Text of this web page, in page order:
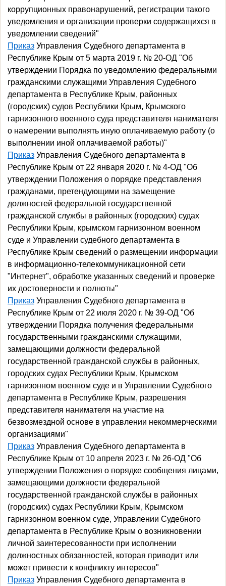
коррупционных правонарушений, регистрации такого
уведомления и организации проверки содержащихся в
уведомлении сведений"
Приказ Управления Судебного департамента в
Республике Крым от 5 марта 2019 г. № 20-ОД "Об
утверждении Порядка по уведомлению федеральными
гражданскими служащими Управления Судебного
департамента в Республике Крым, районных
(городских) судов Республики Крым, Крымского
гарнизонного военного суда представителя нанимателя
о намерении выполнять иную оплачиваемую работу (о
выполнении иной оплачиваемой работы)"
Приказ Управления Судебного департамента в
Республике Крым от 22 января 2020 г. № 4-ОД "Об
утверждении Положения о порядке представления
гражданами, претендующими на замещение
должностей федеральной государственной
гражданской службы в районных (городских) судах
Республики Крым, крымском гарнизонном военном
суде и Управлении судебного департамента в
Республике Крым сведений о размещении информации
в информационно-телекоммуникационной сети
"Интернет", обработке указанных сведений и проверке
их достоверности и полноты"
Приказ Управления Судебного департамента в
Республике Крым от 22 июля 2020 г. № 39-ОД "Об
утверждении Порядка получения федеральными
государственными гражданскими служащими,
замещающими должности федеральной
государственной гражданской службы в районных,
городских судах Республики Крым, Крымском
гарнизонном военном суде и в Управлении Судебного
департамента в Республике Крым, разрешения
представителя нанимателя на участие на
безвозмездной основе в управлении некоммерческими
организациями"
Приказ Управления Судебного департамента в
Республике Крым от 10 апреля 2023 г. № 26-ОД "Об
утверждении Положения о порядке сообщения лицами,
замещающими должности федеральной
государственной гражданской службы в районных
(городских) судах Республики Крым, Крымском
гарнизонном военном суде, Управлении Судебного
департамента в Республике Крым о возникновении
личной заинтересованности при исполнении
должностных обязанностей, которая приводит или
может привести к конфликту интересов"
Приказ Управления Судебного департамента в